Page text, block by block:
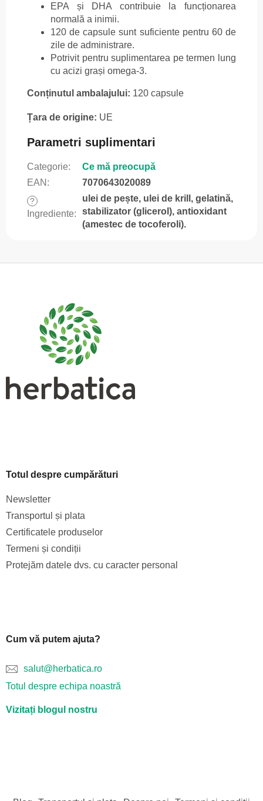
EPA și DHA contribuie la funcționarea
normală a inimii.
120 de capsule sunt suficiente pentru 60 de
zile de administrare.
Potrivit pentru suplimentarea pe termen lung
cu acizi grași omega-3.
Conținutul ambalajului: 120 capsule
Țara de origine: UE
Parametri suplimentari
Categorie:
Ce mă preocupă
EAN : 7070643020089
?
Ingrediente:
ulei de pește, ulei de krill, gelatină,
stabilizator (glicerol), antioxidant
(amestec de tocoferoli).
Totul despre cumpărături
Newsletter
Transportul și plata
Certificatele produselor
Termeni și condiții
Protejăm datele dvs. cu caracter personal
Cum vă putem ajuta?
salut@herbatica.ro
Totul despre echipa noastră
Vizitați blogul nostru